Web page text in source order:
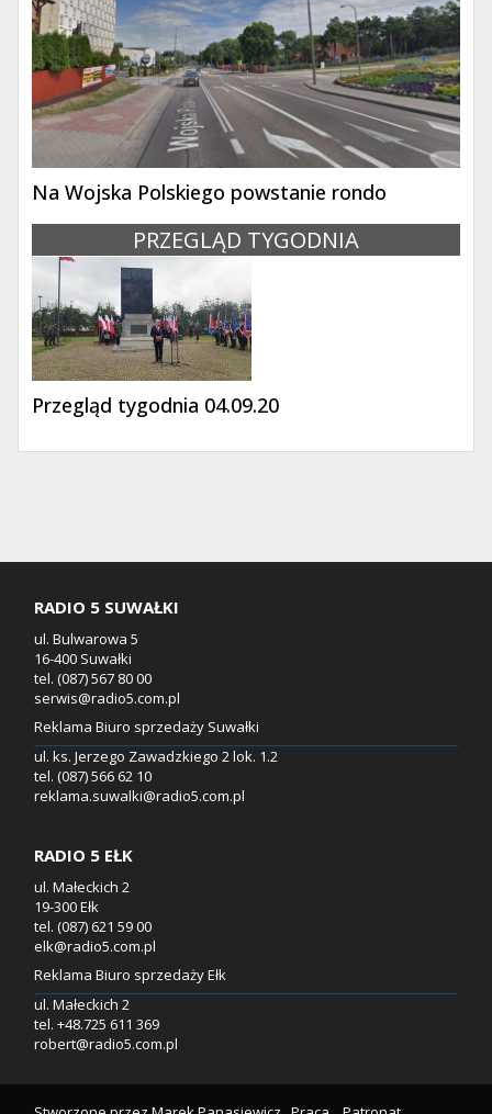
Na Wojska Polskiego powstanie rondo
PRZEGLĄD TYGODNIA
Przegląd tygodnia 04.09.20
RADIO 5 SUWAŁKI
ul. Bulwarowa 5
16-400 Suwałki
tel. (087) 567 80 00
serwis@radio5.com.pl
Reklama Biuro sprzedaży Suwałki
ul. ks. Jerzego Zawadzkiego 2 lok. 1.2
tel. (087) 566 62 10
reklama.suwalki@radio5.com.pl
RADIO 5 EŁK
ul. Małeckich 2
19-300 Ełk
tel. (087) 621 59 00
elk@radio5.com.pl
Reklama Biuro sprzedaży Ełk
ul. Małeckich 2
tel. +48.725 611 369
robert@radio5.com.pl